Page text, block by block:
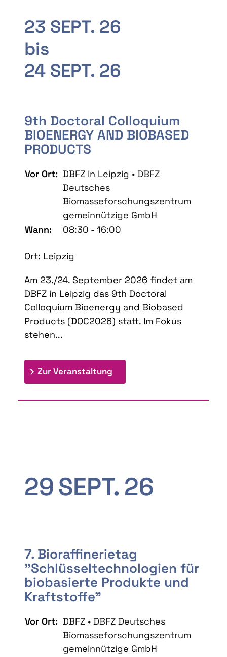
23 SEPT. 26
bis
24 SEPT. 26
9th Doctoral Colloquium
BIOENERGY AND BIOBASED
PRODUCTS
Vor Ort: DBFZ in Leipzig • DBFZ
Deutsches
Biomasseforschungszentrum
gemeinnützige GmbH
Wann:
08:30 - 16:00
Ort: Leipzig
Am 23./24. September 2026 findet am
DBFZ in Leipzig das 9th Doctoral
Colloquium Bioenergy and Biobased
Products (DOC2026) statt. Im Fokus
stehen...
Zur Veranstaltung
29SEPT. 26
7. Bioraffinerietag
"Schlüsseltechnologien für
biobasierte Produkte und
Kraftstoffe"
Vor Ort: DBFZ • DBFZ Deutsches
Biomasseforschungszentrum
gemeinnützige GmbH